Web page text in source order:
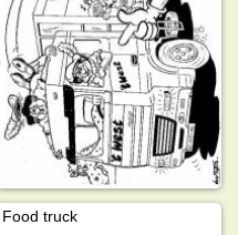
Food truck